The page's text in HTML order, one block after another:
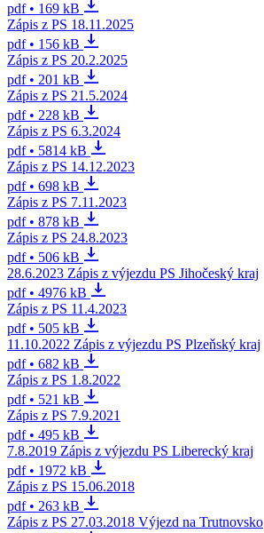
pdf • 169 kB
Zápis z PS 18.11.2025
pdf • 156 kB
Zápis z PS 20.2.2025
pdf • 201 kB
Zápis z PS 21.5.2024
pdf • 228 kB
Zápis z PS 6.3.2024
pdf • 5814 kB
Zápis z PS 14.12.2023
pdf • 698 kB
Zápis z PS 7.11.2023
pdf • 878 kB
Zápis z PS 24.8.2023
pdf • 506 kB
28.6.2023 Zápis z výjezdu PS Jihočeský kraj
pdf • 4976 kB
Zápis z PS 11.4.2023
pdf • 505 kB
11.10.2022 Zápis z výjezdu PS Plzeňský kraj
pdf • 682 kB
Zápis z PS 1.8.2022
pdf • 521 kB
Zápis z PS 7.9.2021
pdf • 495 kB
7.8.2019 Zápis z výjezdu PS Liberecký kraj
pdf • 1972 kB
Zápis z PS 15.06.2018
pdf • 263 kB
Zápis z PS 27.03.2018 Výjezd na Trutnovsko